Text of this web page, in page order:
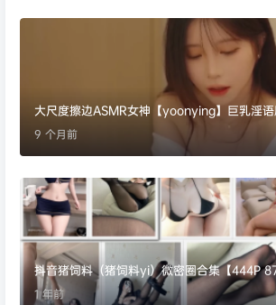
大尺度擦边ASMR女神【yoonying】巨乳淫
9 个月前
抖音猪饲料（猪饲料yi）微密圈合集【444P
1 年前